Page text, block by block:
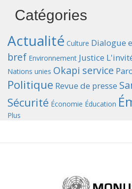
Catégories
Actualité Culture Dialogue
bref Environnement Justice
Nations unies Okapi service
Politique Revue de presse
Sécurité Économie Éducation
Plus